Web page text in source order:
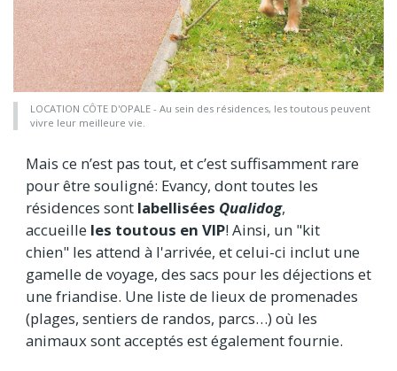
LOCATION CÔTE D'OPALE - Au sein des résidences, les toutous peuvent
vivre leur meilleure vie.
Mais ce n’est pas tout, et c’est suffisamment rare
pour être souligné: Evancy, dont toutes les
résidences sont labellisées Qualidog,
accueille les toutous en VIP! Ainsi, un "kit
chien" les attend à l'arrivée, et celui-ci inclut une
gamelle de voyage, des sacs pour les déjections et
une friandise. Une liste de lieux de promenades
(plages, sentiers de randos, parcs…) où les
animaux sont acceptés est également fournie.